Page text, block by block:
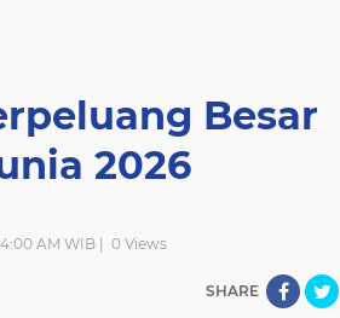
Besar
2026
AM WIB | 0 Views
SHARE